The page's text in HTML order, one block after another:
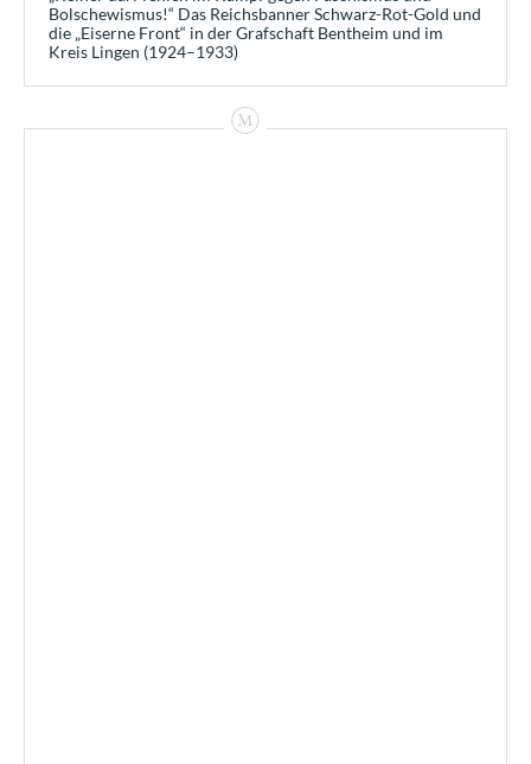
Bolschewismus!“ Das Reichsbanner Schwarz-Rot-Gold und
die „Eiserne Front“ in der Grafschaft Bentheim und im
Kreis Lingen (1924–1933)